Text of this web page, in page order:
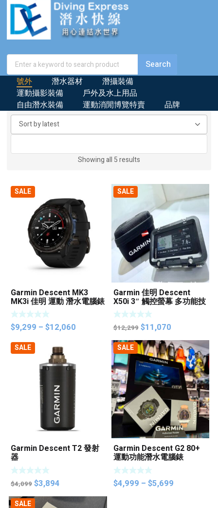
號外 潛水器材
潛攝裝備
運動攝影裝備
戶外及水上用品
自由潛水裝備
運動消閒博覽特賣 品牌
Showing all 5 results
latest
SALE
Garmin Descent MK3
MK3i 佳明 運動 潛水電腦錶
$9,299 – $12,060
through
$12,060
SALE
Garmin 佳明 Descent
X50i 3″ 觸控螢幕 多功能技
術潛水電腦
$12,299 Original
price
was:
$12,299.
$11,070Current
price
is:
$11,070.
SALE
Garmin Descent T2 發射
器
$4,099 Original
price
$3,894
price
SALE
Garmin Descent G2 80+
運動功能潛水電腦錶
$4,999 – $5,699Price
SALE